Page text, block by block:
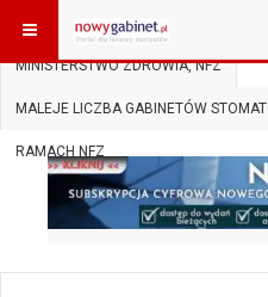
JESTEŚ TUTAJ: START
MINISTERSTWO ZDROWIA, NFZ
MALEJE LICZBA GABINETÓW
RAMACH NFZ